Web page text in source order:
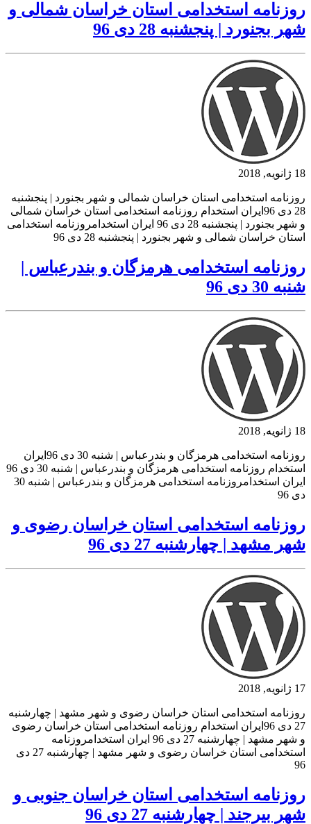
روزنامه استخدامی استان خراسان شمالی و
شهر بجنورد | پنجشنبه 28 دی 96
18 ژانویه, 2018
روزنامه استخدامی استان خراسان شمالی و شهر بجنورد | پنجشنبه
28 دی 96ایران استخدام روزنامه استخدامی استان خراسان شمالی
و شهر بجنورد | پنجشنبه 28 دی 96 ایران استخدامروزنامه استخدامی
استان خراسان شمالی و شهر بجنورد | پنجشنبه 28 دی 96
روزنامه استخدامی هرمزگان و بندرعباس |
شنبه 30 دی 96
18 ژانویه, 2018
روزنامه استخدامی هرمزگان و بندرعباس | شنبه 30 دی 96ایران
استخدام روزنامه استخدامی هرمزگان و بندرعباس | شنبه 30 دی 96
ایران استخدامروزنامه استخدامی هرمزگان و بندرعباس | شنبه 30
دی 96
روزنامه استخدامی استان خراسان رضوی و
شهر مشهد | چهارشنبه 27 دی 96
17 ژانویه, 2018
روزنامه استخدامی استان خراسان رضوی و شهر مشهد | چهارشنبه
27 دی 96ایران استخدام روزنامه استخدامی استان خراسان رضوی
و شهر مشهد | چهارشنبه 27 دی 96 ایران استخدامروزنامه
استخدامی استان خراسان رضوی و شهر مشهد | چهارشنبه 27 دی
96
روزنامه استخدامی استان خراسان جنوبی و
شهر بیرجند | چهارشنبه 27 دی 96